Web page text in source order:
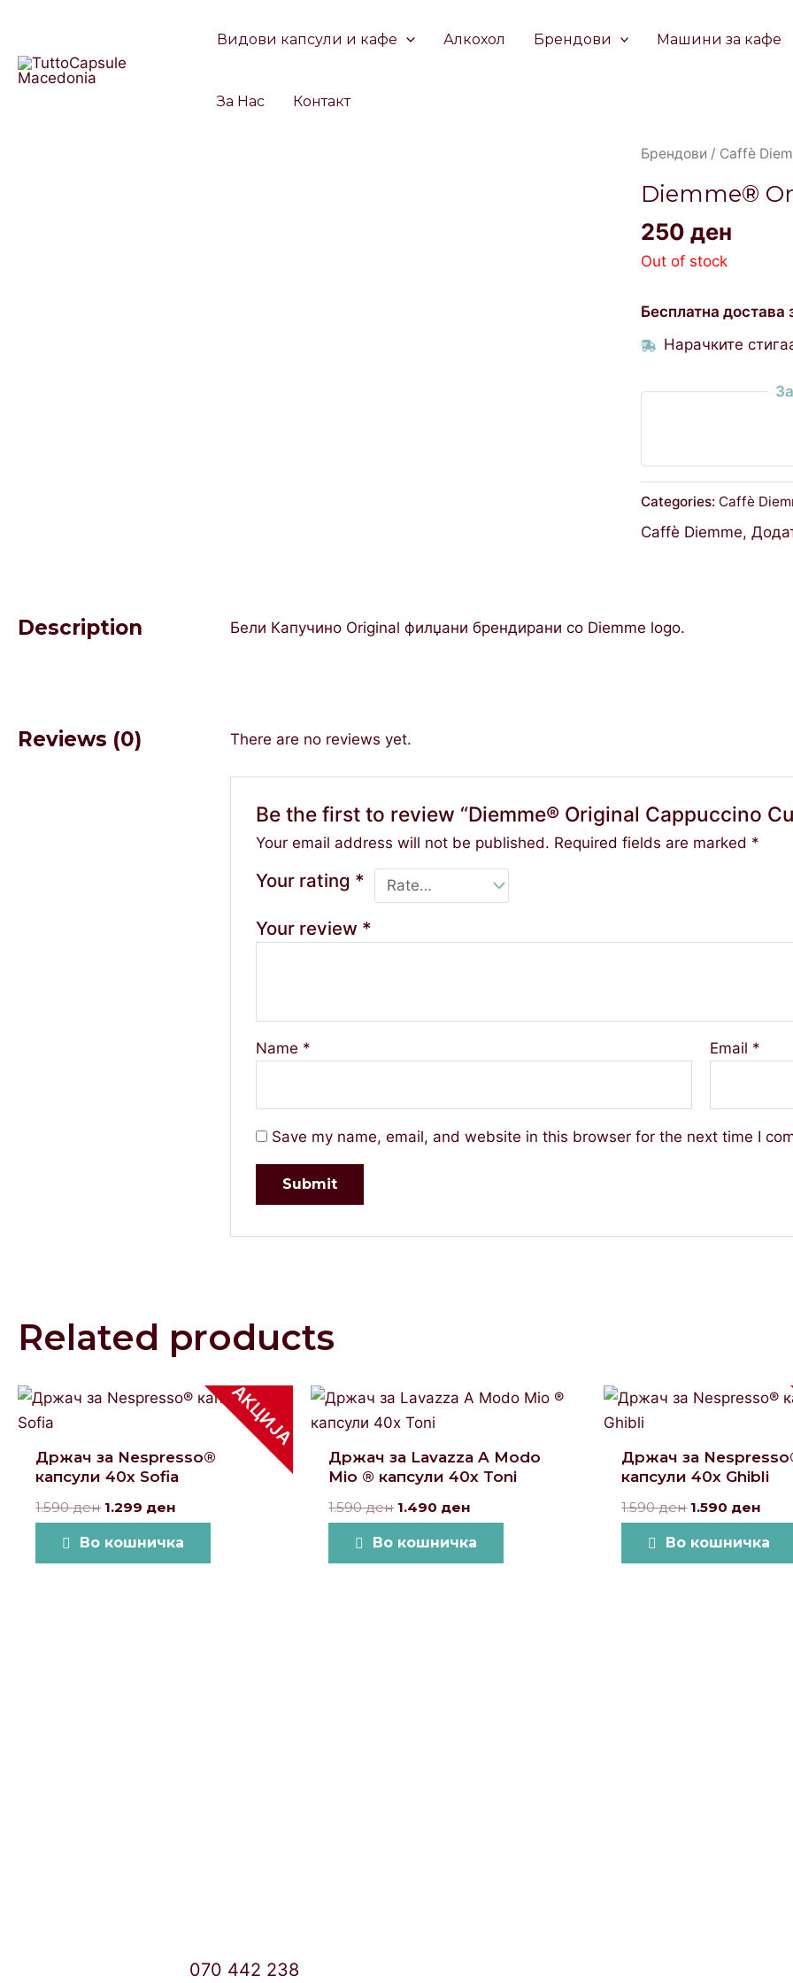
content
Видови капсули и кафе Алкохол Брендови Машини за кафе
За Нас Контакт
Брендови / Caffè
Diemme®
250ден
Out of stock
Бесплатна достава
Нарачките
Categories: Caffè
Caffè Diemme,
Description Бели Капучино Original филџани брендирани со Diemme logo.
Reviews (0) There are no reviews yet.
Be the first to review “Diemme® Original Cappuccino
Your email address will not be published. Required fields are marked *
Your rating *
Your review *
Name * Email *
Save my name, email, and website in this browser for the next time I
Related products
Држач за Nespresso®
капсули 40x Sofia
1.590ден
Original
price
1.299 ден
Current
Во кошничка
АКЦИЈА
Држач за Lavazza A Modo
Mio ® капсули 40x Toni
1.590ден
Original
was:
1.490 ден
Current
Во кошничка
Држач за
капсули 40x Ghibli
1.590ден
Original
price
1.590 ден
Во кошничка
070 442 238